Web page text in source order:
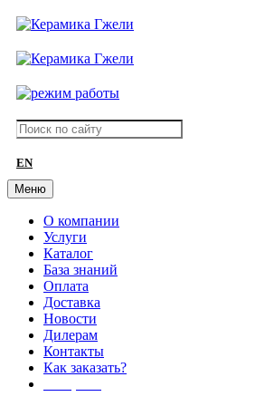
EN
Меню
О компании
Услуги
Каталог
База знаний
Оплата
Доставка
Новости
Дилерам
Контакты
Как заказать?